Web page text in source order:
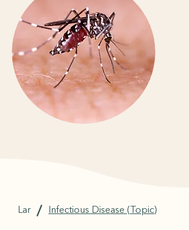
Lar / Infectious Disease (Topic)